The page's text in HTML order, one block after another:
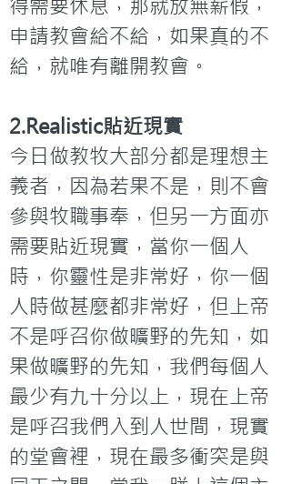
得需要休息，那就放無薪假，
申請教會給不給，如果真的不
給，就唯有離開教會。
2.Realistic貼近現實
今日做教牧大部分都是理想主
義者，因為若果不是，則不會
參與牧職事奉，但另一方面亦
需要貼近現實，當你一個人
時，你靈性是非常好，你一個
人時做甚麼都非常好，但上帝
不是呼召你做曠野的先知，如
果做曠野的先知，我們每個人
最少有九十分以上，現在上帝
是呼召我們入到人世間，現實
的堂會裡，現在最多衝突是與